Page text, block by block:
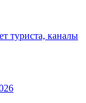
туриста, каналы